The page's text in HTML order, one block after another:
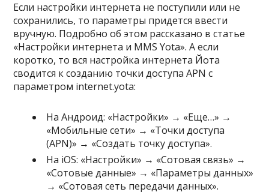
Если настройки интернета не поступили или не
сохранились, то параметры придется ввести
вручную. Подробно об этом рассказано в статье
«Настройки интернета и MMS Yota». А если
коротко, то вся настройка интернета Йота
сводится к созданию точки доступа APN с
параметром internet.yota:
На Андроид: «Настройки» → «Еще…» →
«Мобильные сети» → «Точки доступа
(APN)» → «Создать точку доступа».
На iOS: «Настройки» → «Сотовая связь» →
«Сотовые данные» → «Параметры данных»
→ «Сотовая сеть передачи данных».